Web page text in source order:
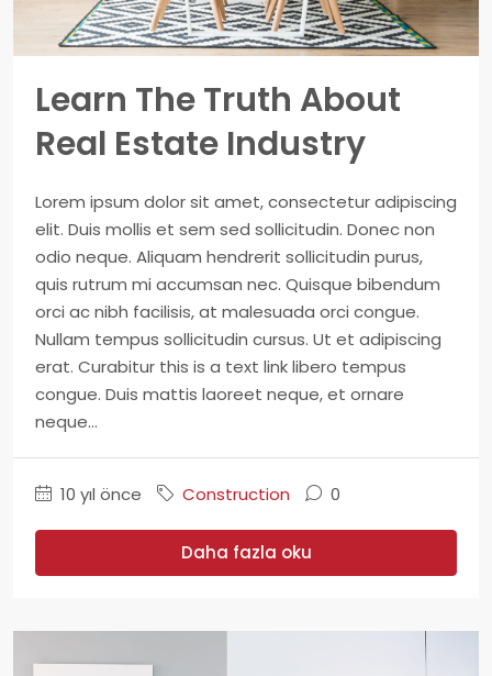
Learn The Truth About
Real Estate Industry
Lorem ipsum dolor sit amet, consectetur adipiscing
elit. Duis mollis et sem sed sollicitudin. Donec non
odio neque. Aliquam hendrerit sollicitudin purus,
quis rutrum mi accumsan nec. Quisque bibendum
orci ac nibh facilisis, at malesuada orci congue.
Nullam tempus sollicitudin cursus. Ut et adipiscing
erat. Curabitur this is a text link libero tempus
congue. Duis mattis laoreet neque, et ornare
neque...
10 yıl önce Construction 0
Daha fazla oku